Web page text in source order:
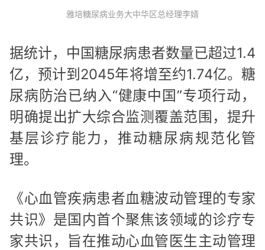
雅培糖尿病业务大中华区总经理李婧
据统计，中国糖尿病患者数量已超过1.4
亿，预计到2045年将增至约1.74亿。糖
尿病防治已纳入“健康中国”专项行动，
明确提出扩大综合监测覆盖范围，提升
基层诊疗能力，推动糖尿病规范化管
理。
《心血管疾病患者血糖波动管理的专家
共识》是国内首个聚焦该领域的诊疗专
家共识，旨在推动心血管医生主动管理